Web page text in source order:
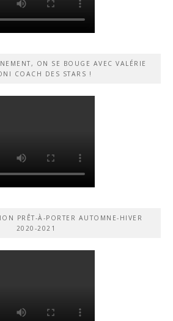
ON SE BOUGE AVEC VALÉRIE
COACH DES STARS !
PRÊT-À-PORTER AUTOMNE-HIVER
2020-2021